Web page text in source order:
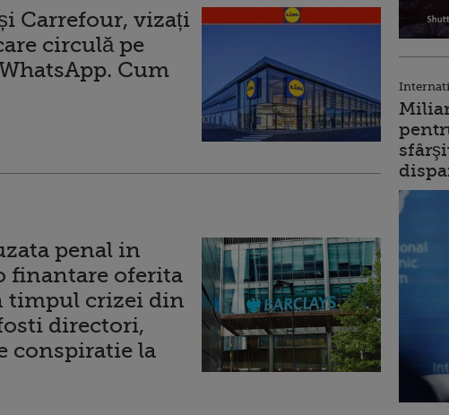
Carrefour, vizați
circulă pe
Cum
penal in
finantare oferita
timpul crizei din
directori,
conspiratie la